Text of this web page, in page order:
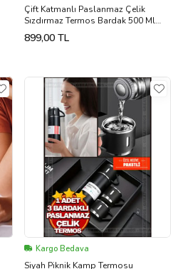
Çift Katmanlı Paslanmaz Çelik
Sızdırmaz Termos Bardak 500 Ml
Kupa Araç Kahve Çay Termos -549
899,00 TL
Kargo Bedava
Siyah Piknik Kamp Termosu